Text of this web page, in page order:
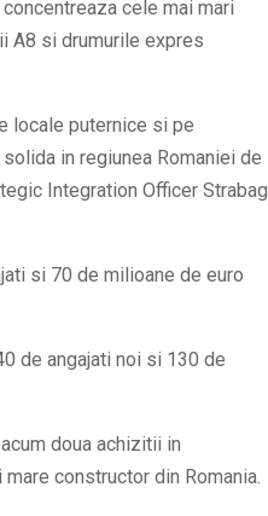
cele mai mari
A8 si drumurile expres
locale puternice si pe
in regiunea Romaniei de
Integration Officer Strabag
si 70 de milioane de euro
de angajati noi si 130 de
doua achizitii in
constructor din Romania.